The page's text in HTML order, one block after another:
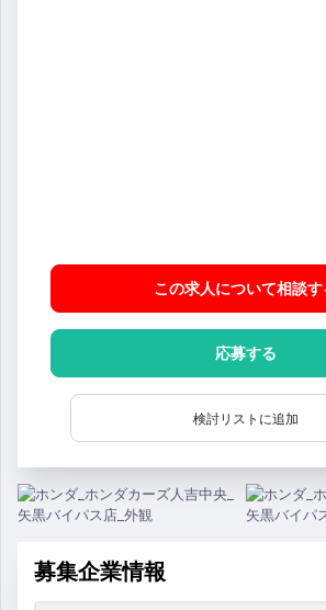
この求人について相談す
応募する
検討リストに追加
募集企業情報